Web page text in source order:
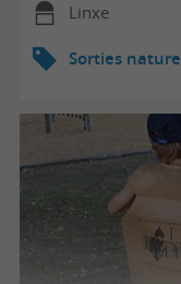
Linxe
Sorties